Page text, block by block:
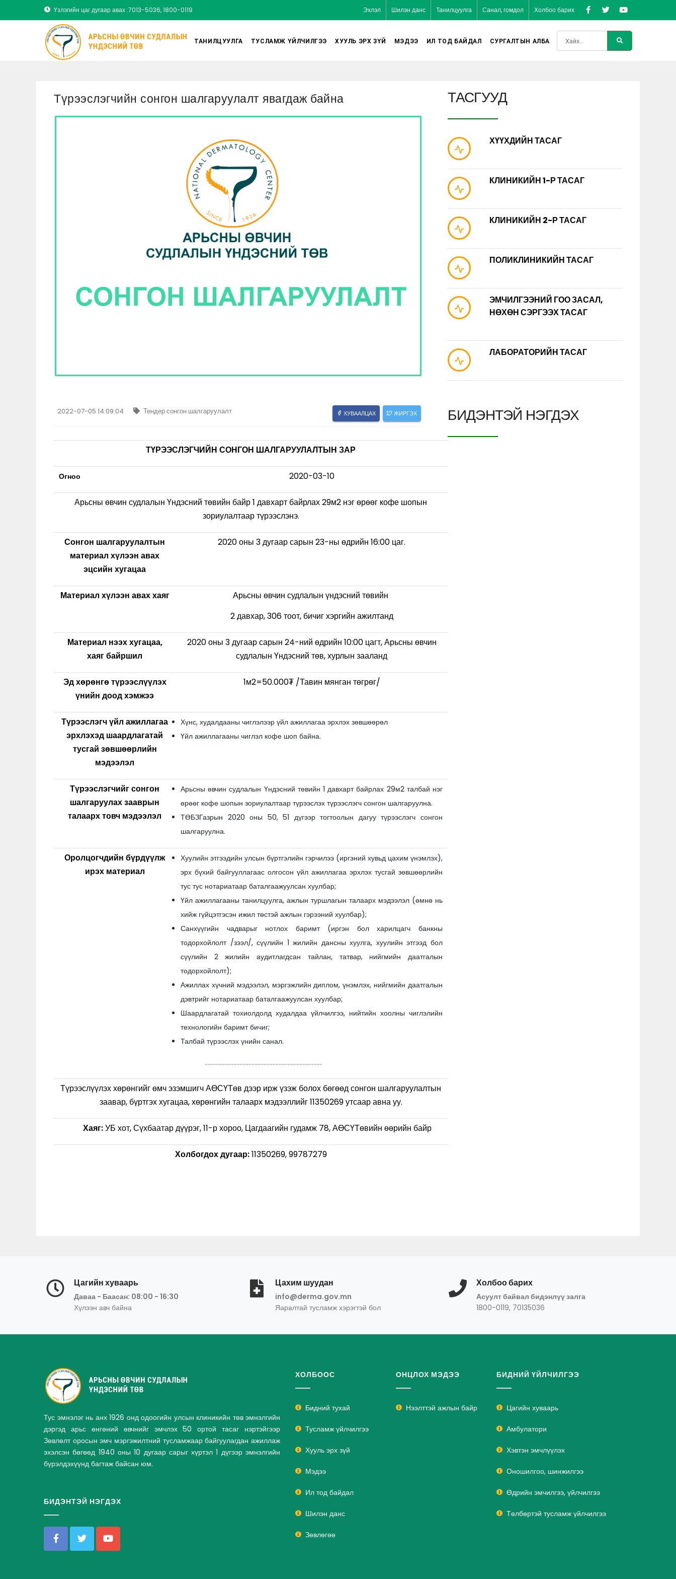
Үзлэгийн цаг дугаар авах :7013-5036, 1800-0119 Эхлэл Шилэн данс Танилцуулга Санал, гомдол Холбоо барих
ТАНИЛЦУУЛГА ТУСЛАМЖ ҮЙЛЧИЛГЭЭ ХУУЛЬ ЭРХ ЗҮЙ МЭДЭЭ ИЛ ТОД БАЙДАЛ СУРГАЛТЫН АЛБА
Түрээслэгчийн сонгон шалгаруулалт явагдаж байна
2022-07-05 14:09:04 Тендер сонгон шалгаруулалт ХУВААЛЦАХ ЖИРГЭХ
ТҮРЭЭСЛЭГЧИЙН СОНГОН ШАЛГАРУУЛАЛТЫН ЗАР
Огноо 2020-03-10
Арьсны өвчин судлалын Үндэсний төвийн байр 1 давхарт байрлах 29м2 нэг өрөөг кофе шопын
зориулалтаар түрээслэнэ.
Сонгон шалгаруулалтын
материал хүлээн авах
эцсийн хугацаа
2020 оны 3 дугаар сарын 23-ны өдрийн 16:00 цаг.
Материал хүлээн авах хаяг
Арьсны өвчин судлалын үндэсний төвийн
2 давхар, 306 тоот, бичиг хэргийн ажилтанд
Материал нээх хугацаа,
хаяг байршил
2020 оны 3 дугаар сарын 24-ний өдрийн 10:00 цагт, Арьсны өвчин
судлалын Үндэсний төв, хурлын зааланд
Эд хөрөнгө түрээслүүлэх
үнийн доод хэмжээ
1м2=50.000₮ /Тавин мянган төгрөг/
Түрээслэгч үйл ажиллагаа
эрхлэхэд шаардлагатай
тусгай зөвшөөрлийн
мэдээлэл
Хүнс, худалдааны чиглэлээр үйл ажиллагаа эрхлэх зөвшөөрөл
Үйл ажиллагааны чиглэл кофе шоп байна.
Түрээслэгчийг сонгон
шалгаруулах зааврын
талаарх товч мэдээлэл
Арьсны өвчин судлалын Үндэсний төвийн 1 давхарт байрлах 29м2 талбай нэг
өрөөг кофе шопын зориулалтаар түрээслэх түрээслэгч сонгон шалгаруулна.
ТӨБЗГазрын 2020 оны 50, 51 дүгээр тогтоолын дагуу түрээслэгч сонгон
шалгаруулна.
Оролцогчдийн бүрдүүлж
ирэх материал
Хуулийн этгээдийн улсын бүртгэлийн гэрчилээ (иргэний хувьд цахим үнэмлэх),
эрх бүхий байгууллагаас олгосон үйл ажиллагаа эрхлэх тусгай зөвшөөрлийн
тус тус нотариатаар баталгаажуулсан хуулбар;
Үйл ажиллагааны танилцуулга, ажлын туршлагын талаарх мэдээлэл (өмнө нь
хийж гүйцэтгэсэн ижил төстэй ажлын гэрээний хуулбар);
Санхүүгийн чадварыг нотлох баримт (иргэн бол харилцагч банкны
тодорхойлолт /зээл/, сүүлийн 1 жилийн дансны хуулга, хуулийн этгээд бол
сүүлийн 2 жилийн аудитлагдсан тайлан, татвар, нийгмийн даатгалын
тодорхойлолт);
Ажиллах хүчний мэдээлэл, мэргэжлийн диплом, үнэмлэх, нийгмийн даатгалын
дэвтрийг нотариатаар баталгаажуулсан хуулбар;
Шаардлагатай тохиолдолд худалдаа үйлчилгээ, нийтийн хоолны чиглэлийн
технологийн баримт бичиг;
Талбай түрээслэх үнийн санал.
..............................................................................
Түрээслүүлэх хөрөнгийг өмч эзэмшигч АӨСҮТөв дээр ирж үзэж болох бөгөөд сонгон шалгаруулалтын
заавар, бүртгэх хугацаа, хөрөнгийн талаарх мэдээллийг 11350269 утсаар авна уу.
Хаяг:УБ хот, Сүхбаатар дүүрэг, 11-р хороо, Цагдаагийн гудамж 78, АӨСҮТөвийн өөрийн байр
Холбогдох дугаар:11350269, 99787279
ТАСГУУД
ХҮҮХДИЙН ТАСАГ
КЛИНИКИЙН 1-Р ТАСАГ
КЛИНИКИЙН 2-Р ТАСАГ
ПОЛИКЛИНИКИЙН ТАСАГ
ЭМЧИЛГЭЭНИЙ ГОО ЗАСАЛ,
НӨХӨН СЭРГЭЭХ ТАСАГ
ЛАБОРАТОРИЙН ТАСАГ
БИДЭНТЭЙ НЭГДЭХ
Цагийн хуваарь
Даваа - Баасан: 08:00 - 16:30
Хүлээн авч байна
Цахим шуудан
info@derma.gov.mn
Яаралтай тусламж хэрэгтэй бол
Холбоо барих
Асуулт байвал бидэнлүү залга
1800-0119, 70135036
Тус эмнэлэг нь анх 1926 онд одоогийн улсын клиникийн төв эмнэлгийн
дэргэд арьс өнгөний өвчнийг эмчлэх 50 ортой тасаг нэртэйгээр
Зөвлөлт оросын эмч мэргэжилтний тусламжаар байгуулагдан ажиллаж
эхэлсэн бөгөөд 1940 оны 10 дугаар сарыг хүртэл 1 дүгээр эмнэлгийн
бүрэлдэхүүнд багтаж байсан юм.
БИДЭНТЭЙ НЭГДЭХ
ХОЛБООС
Бидний тухай
Тусламж үйлчилгээ
Хууль эрх зүй
Мэдээ
Ил тод байдал
Шилэн данс
Зөвлөгөө
ОНЦЛОХ МЭДЭЭ
Нээлттэй ажлын байр
БИДНИЙ ҮЙЛЧИЛГЭЭ
Цагийн хуваарь
Амбулатори
Хэвтэн эмчлүүлэх
Оношилгоо, шинжилгээ
Өдрийн эмчилгээ, үйлчилгээ
Төлбөртэй тусламж үйлчилгээ